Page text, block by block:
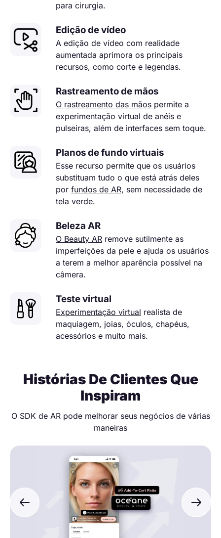
para cirurgia.
Edição de vídeo
A edição de vídeo com realidade
aumentada aprimora os principais
recursos, como corte e legendas.
Rastreamento de mãos
O rastreamento das mãos permite a
experimentação virtual de anéis e
pulseiras, além de interfaces sem toque.
Planos de fundo virtuais
Esse recurso permite que os usuários
substituam tudo o que está atrás deles
por fundos de AR, sem necessidade de
tela verde.
Beleza AR
O Beauty AR remove sutilmente as
imperfeições da pele e ajuda os usuários
a terem a melhor aparência possível na
câmera.
Teste virtual
Experimentação virtual realista de
maquiagem, joias, óculos, chapéus,
acessórios e muito mais.
Histórias De Clientes Que
Inspiram
O SDK de AR pode melhorar seus negócios de várias
maneiras